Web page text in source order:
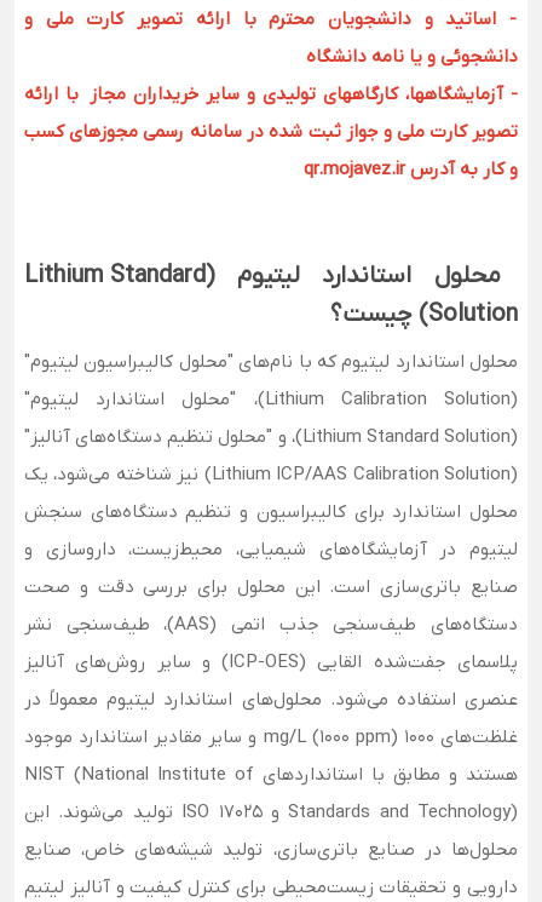
- اساتید و دانشجویان محترم با ارائه تصویر کارت ملی و
دانشجوئی و یا نامه دانشگاه
- آزمایشگاهها، کارگاههای تولیدی و سایر خریداران مجاز با ارائه
تصویر کارت ملی و جواز ثبت شده در سامانه رسمی مجوزهای کسب
و کار به آدرس qr.mojavez.ir
محلول استاندارد لیتیوم (Lithium Standard
Solution) چیست؟
محلول استاندارد لیتیوم که با نام‌های "محلول کالیبراسیون لیتیوم"
(Lithium Calibration Solution)، "محلول استاندارد لیتیوم"
(Lithium Standard Solution)، و "محلول تنظیم دستگاه‌های آنالیز"
(Lithium ICP/AAS Calibration Solution) نیز شناخته می‌شود، یک
محلول استاندارد برای کالیبراسیون و تنظیم دستگاه‌های سنجش
لیتیوم در آزمایشگاه‌های شیمیایی، محیط‌زیست، داروسازی و
صنایع باتری‌سازی است. این محلول برای بررسی دقت و صحت
دستگاه‌های طیف‌سنجی جذب اتمی (AAS)، طیف‌سنجی نشر
پلاسمای جفت‌شده القایی (ICP-OES) و سایر روش‌های آنالیز
عنصری استفاده می‌شود. محلول‌های استاندارد لیتیوم معمولاً در
غلظت‌های 1000 mg/L (1000 ppm) و سایر مقادیر استاندارد موجود
هستند و مطابق با استانداردهای NIST (National Institute of
Standards and Technology) و ISO 17025 تولید می‌شوند. این
محلول‌ها در صنایع باتری‌سازی، تولید شیشه‌های خاص، صنایع
دارویی و تحقیقات زیست‌محیطی برای کنترل کیفیت و آنالیز لیتیم